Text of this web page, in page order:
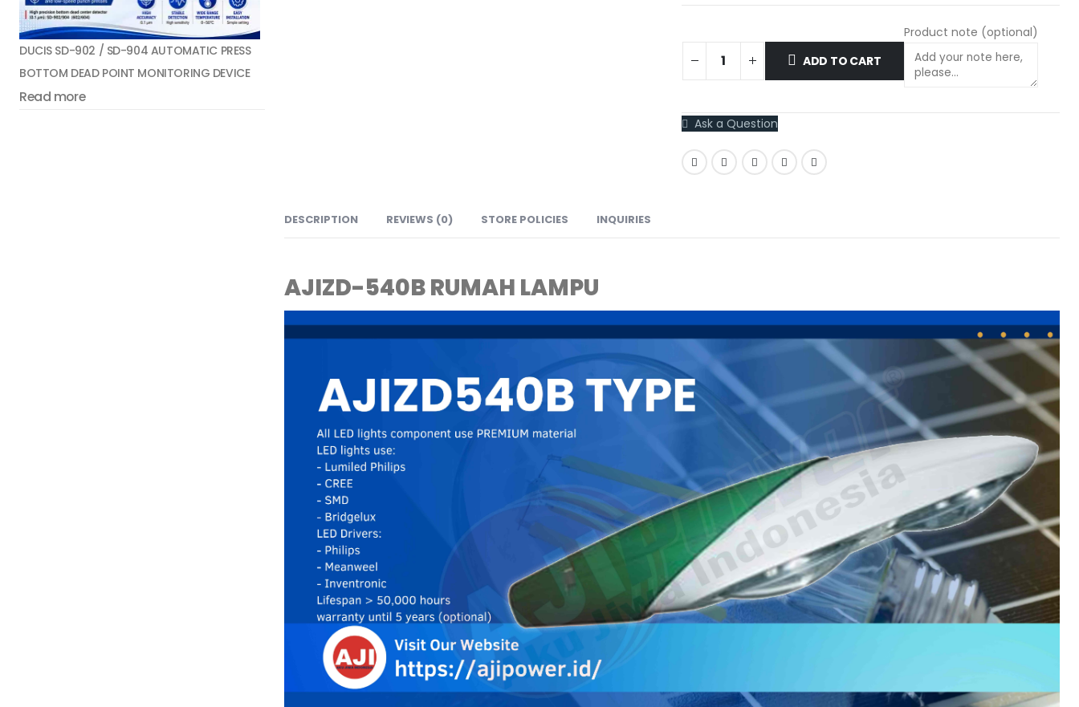
ADD TO CART
Product note (optional)
Ask a Question
DESCRIPTION REVIEWS (0) STORE POLICIES INQUIRIES
AJIZD-540B RUMAH LAMPU
DUCIS SD-902 / SD-904 AUTOMATIC PRESS
BOTTOM DEAD POINT MONITORING DEVICE
Read more